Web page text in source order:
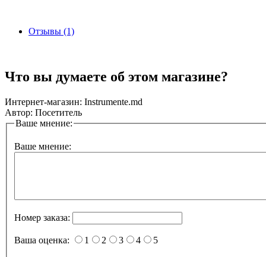
Отзывы (1)
Что вы думаете об этом магазине?
Интернет-магазин: Instrumente.md
Автор: Посетитель
Ваше мнение:
Ваше мнение:
Номер заказа:
Ваша оценка: 1 2 3 4 5